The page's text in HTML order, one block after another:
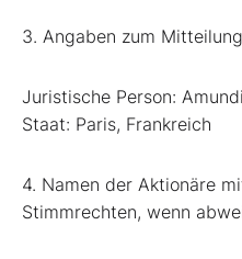
3. Angaben zum
Juristische Person:
Staat: Paris, Frankreich
4. Namen der Aktionäre
Stimmrechten, wenn